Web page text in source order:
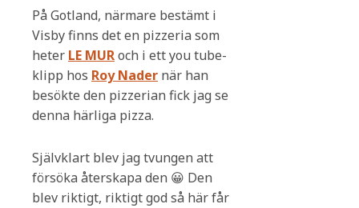
På Gotland, närmare bestämt i
Visby finns det en pizzeria som
heter LE MURoch i ett you tube-
klipp hos Roy Nader när han
besökte den pizzerian fick jag se
denna härliga pizza.
Självklart blev jag tvungen att
försöka återskapa den 😀 Den
blev riktigt, riktigt god så här får